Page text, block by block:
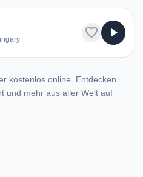
favorite play_arrow
kostenlos online. Entdecken
und mehr aus aller Welt auf